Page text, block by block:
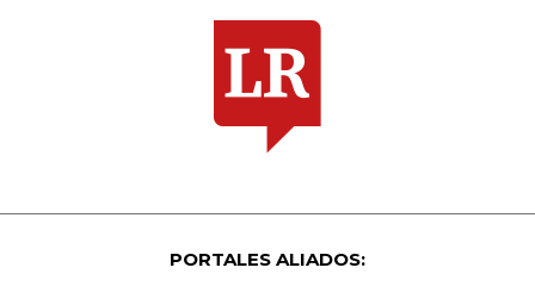
PORTALES ALIADOS: